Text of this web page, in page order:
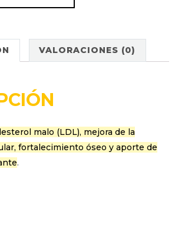
VALORACIONES (0)
malo (LDL), mejora de la
fortalecimiento óseo y aporte de
.